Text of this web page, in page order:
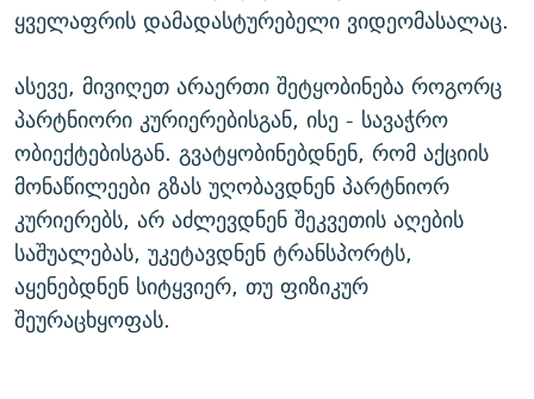
ყველაფრის დამადასტურებელი ვიდეომასალაც.
ასევე, მივიღეთ არაერთი შეტყობინება როგორც
პარტნიორი კურიერებისგან, ისე - სავაჭრო
ობიექტებისგან. გვატყობინებდნენ, რომ აქციის
მონაწილეები გზას უღობავდნენ პარტნიორ
კურიერებს, არ აძლევდნენ შეკვეთის აღების
საშუალებას, უკეტავდნენ ტრანსპორტს,
აყენებდნენ სიტყვიერ, თუ ფიზიკურ
შეურაცხყოფას.